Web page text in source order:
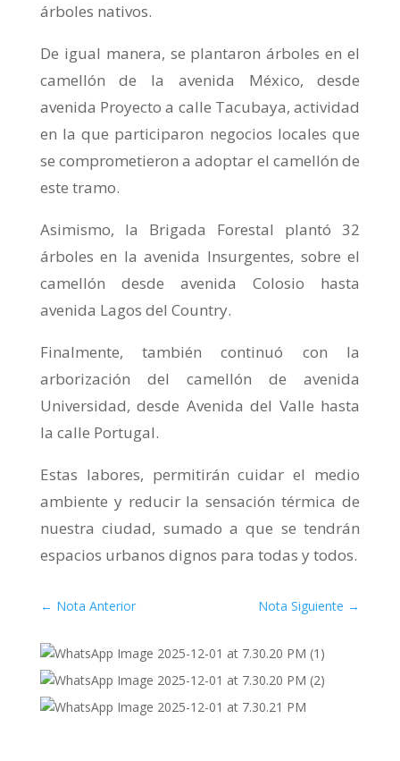
árboles nativos.
De igual manera, se plantaron árboles en el
camellón de la avenida México, desde
avenida Proyecto a calle Tacubaya, actividad
en la que participaron negocios locales que
se comprometieron a adoptar el camellón de
este tramo.
Asimismo, la Brigada Forestal plantó 32
árboles en la avenida Insurgentes, sobre el
camellón desde avenida Colosio hasta
avenida Lagos del Country.
Finalmente, también continuó con la
arborización del camellón de avenida
Universidad, desde Avenida del Valle hasta
la calle Portugal.
Estas labores, permitirán cuidar el medio
ambiente y reducir la sensación térmica de
nuestra ciudad, sumado a que se tendrán
espacios urbanos dignos para todas y todos.
← Nota Anterior Nota Siguiente →